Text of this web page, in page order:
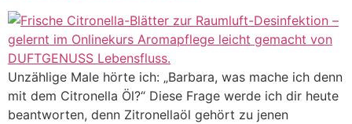
Unzählige Male hörte ich: „Barbara, was mache ich denn
mit dem Citronella Öl?“ Diese Frage werde ich dir heute
beantworten, denn Zitronellaöl gehört zu jenen